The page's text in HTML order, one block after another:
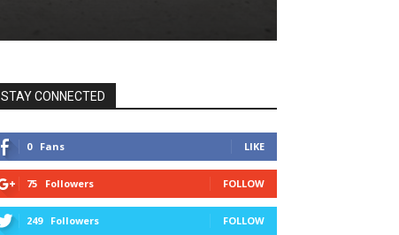
STAY CONNECTED
0 Fans LIKE
75 Followers FOLLOW
249 Followers FOLLOW